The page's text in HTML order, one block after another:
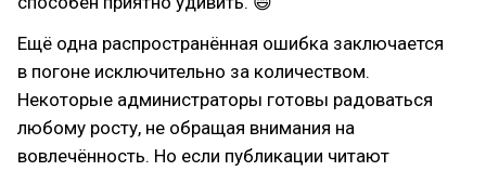
Ещё одна распространённая ошибка заключается
в погоне исключительно за количеством.
Некоторые администраторы готовы радоваться
любому росту, не обращая внимания на
вовлечённость. Но если публикации читают